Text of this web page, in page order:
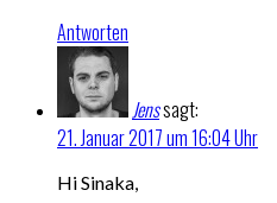
Antworten
Jenssagt:
21. Januar 2017 um 16:04 Uhr
Hi Sinaka,